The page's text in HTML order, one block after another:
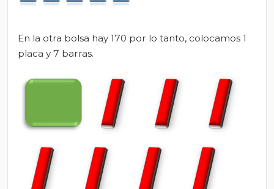
En la otra bolsa hay 170 por lo tanto, colocamos 1
placa y 7 barras.